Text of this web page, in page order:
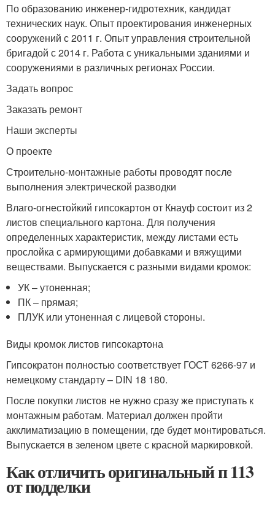
По образованию инженер-гидротехник, кандидат
технических наук. Опыт проектирования инженерных
сооружений с 2011 г. Опыт управления строительной
бригадой с 2014 г. Работа с уникальными зданиями и
сооружениями в различных регионах России.
Задать вопрос
Заказать ремонт
Наши эксперты
О проекте
Строительно-монтажные работы проводят после
выполнения электрической разводки
Влаго-огнестойкий гипсокартон от Кнауф состоит из 2
листов специального картона. Для получения
определенных характеристик, между листами есть
прослойка с армирующими добавками и вяжущими
веществами. Выпускается с разными видами кромок:
УК – утоненная;
ПК – прямая;
ПЛУК или утоненная с лицевой стороны.
Виды кромок листов гипсокартона
Гипсократон полностью соответствует ГОСТ 6266-97 и
немецкому стандарту – DIN 18 180.
После покупки листов не нужно сразу же приступать к
монтажным работам. Материал должен пройти
акклиматизацию в помещении, где будет монтироваться.
Выпускается в зеленом цвете с красной маркировкой.
Как отличить оригинальный п 113
от подделки